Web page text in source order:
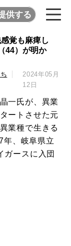
供する
覚も麻痺し
44）が明か
2024年05月
12日
一氏が、異業
ートさせた元
業種で生きる
年、岐阜県立
ガースに入団